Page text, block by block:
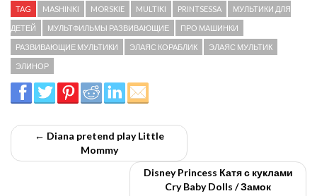
TAG MASHINKI MORSKIE MULTIKI PRINTSESSA МУЛЬТИКИ ДЛЯ
ДЕТЕЙ МУЛЬТФИЛЬМЫ РАЗВИВАЮЩИЕ ПРО МАШИНКИ
РАЗВИВАЮЩИЕ МУЛЬТИКИ ЭЛАЯС КОРАБЛИК ЭЛАЯС МУЛЬТИК
ЭЛИНОР
← Diana pretend play Little
Mommy
Disney Princess Катя с куклами
Cry Baby Dolls / Замок